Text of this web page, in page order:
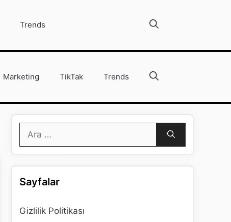
Trends
Marketing TikTak Trends
için
Sayfalar
Gizlilik Politikası